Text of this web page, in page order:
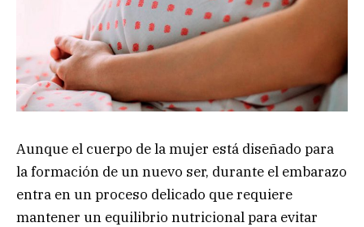
Aunque el cuerpo de la mujer está diseñado para
la formación de un nuevo ser, durante el embarazo
entra en un proceso delicado que requiere
mantener un equilibrio nutricional para evitar